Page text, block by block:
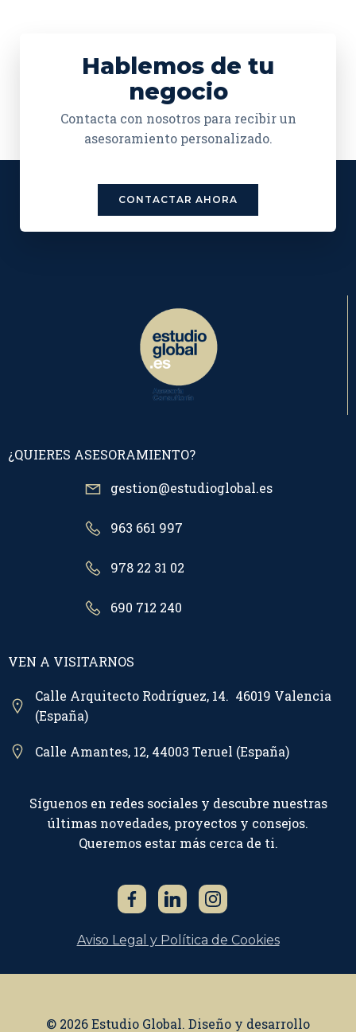
Hablemos de tu
negocio
Contacta con nosotros para recibir un
asesoramiento personalizado.
CONTACTAR AHORA
¿QUIERES ASESORAMIENTO?
gestion@estudioglobal.es
963 661 997
978 22 31 02
690 712 240
VEN A VISITARNOS
Calle Arquitecto Rodríguez, 14. 46019 Valencia
(España)
Calle Amantes, 12, 44003 Teruel (España)
Síguenos en redes sociales y descubre nuestras
últimas novedades, proyectos y consejos.
Queremos estar más cerca de ti.
Aviso Legal y Política de Cookies
© 2026 Estudio Global. Diseño y desarrollo